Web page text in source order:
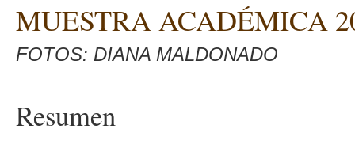
MUESTRA ACADÉMICA
FOTOS: DIANA MALDONADO
Resumen